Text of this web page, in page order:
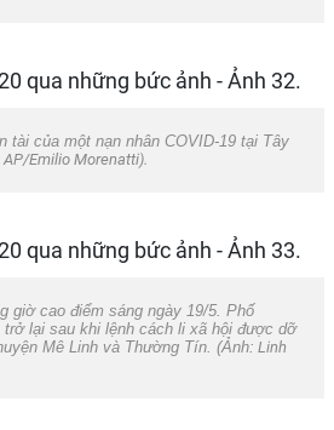
tài của một nạn nhân COVID-19 tại Tây
AP/Emilio Morenatti).
giờ cao điểm sáng ngày 19/5. Phố
trở lại sau khi lệnh cách li xã hội được dỡ
Mê Linh và Thường Tín. (Ảnh: Linh